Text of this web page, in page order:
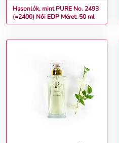
Hasonlók, mint PURE No. 2493
(=2400) Női EDP Méret: 50 ml